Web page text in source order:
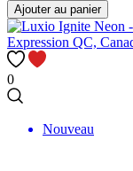
Ajouter au panier
0
Nouveau